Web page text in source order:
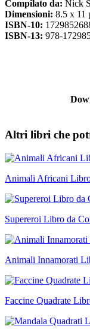
Compilato da: Nick
Dimensioni: 8.5 x 11
ISBN-10:
ISBN-13: 978-
Altri libri che
Animali Africani
Supereroi Libro da
Animali Innamorati
Faccine Quadrate